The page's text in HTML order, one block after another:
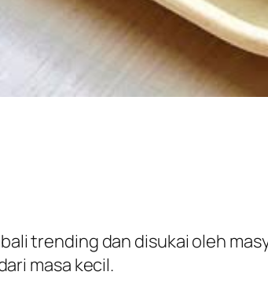
trending dan disukai oleh
masa kecil.